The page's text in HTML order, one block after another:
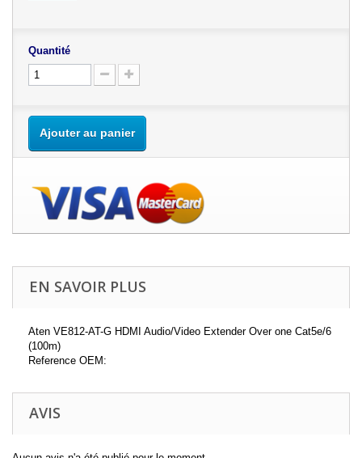
Quantité
Ajouter au panier
EN SAVOIR PLUS
Aten VE812-AT-G HDMI Audio/Video Extender Over one Cat5e/6
(100m)
Reference OEM:
AVIS